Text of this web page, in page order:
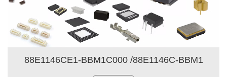
88E1146CE1-BBM1C000 /88E1146C-BBM1